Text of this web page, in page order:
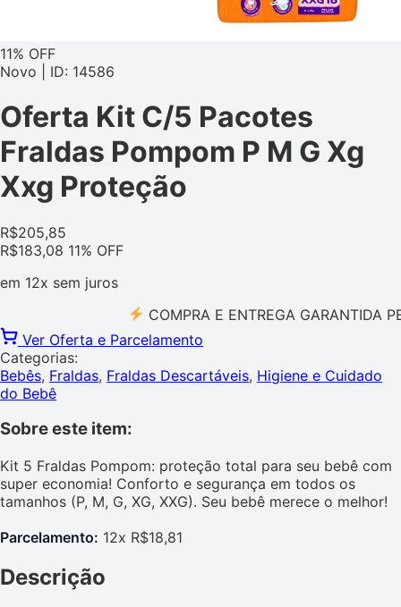
11% OFF
Novo | ID: 14586
Oferta Kit C/5 Pacotes
Fraldas Pompom P M G Xg
Xxg Proteção
R$205,85
R$183,08 11% OFF
em 12x sem juros
COMPRA E ENTREGA GARANTIDA PELO
Ver Oferta e Parcelamento
Categorias:
Bebês, Fraldas, Fraldas Descartáveis, Higiene e Cuidado
do Bebê
Sobre este item:
Kit 5 Fraldas Pompom: proteção total para seu bebê com
super economia! Conforto e segurança em todos os
tamanhos (P, M, G, XG, XXG). Seu bebê merece o melhor!
Parcelamento: 12x R$18,81
Descrição